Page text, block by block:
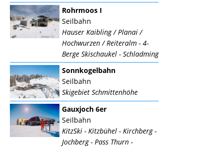
Rohrmoos I
Seilbahn
Hauser Kaibling / Planai /
Hochwurzen / Reiteralm - 4-
Berge Skischaukel - Schladming
Sonnkogelbahn
Seilbahn
Skigebiet Schmittenhöhe
Gauxjoch 6er
Seilbahn
KitzSki - Kitzbühel - Kirchberg -
Jochberg - Pass Thurn -